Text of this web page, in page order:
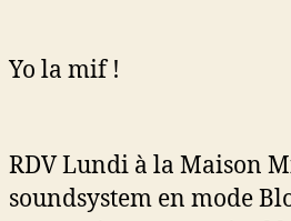
Yo la mif !
RDV Lundi à la Maison
soundsystem en mode